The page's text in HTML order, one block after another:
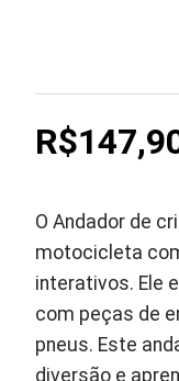
O Andador de
motocicleta
interativos. Ele
com peças de
pneus. Este
diversão e